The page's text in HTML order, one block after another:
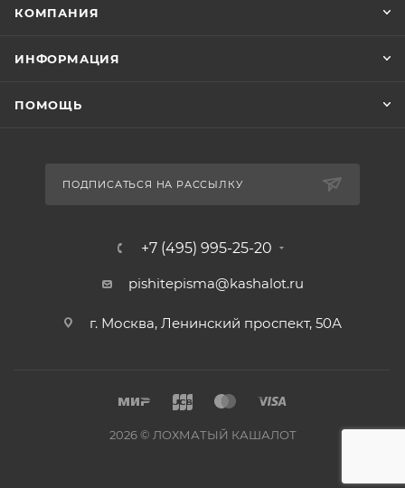
КОМПАНИЯ
ИНФОРМАЦИЯ
ПОМОЩЬ
ПОДПИСАТЬСЯ НА РАССЫЛКУ
+7 (495) 995-25-20​
pishitepisma@kashalot.ru
г. Москва, Ленинский проспект, 50А​
2026 © ЛОХМАТЫЙ КАШАЛОТ